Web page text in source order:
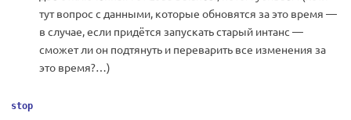
тут вопрос с данными, которые обновятся за это время —
в случае, если придётся запускать старый интанс —
сможет ли он подтянуть и переварить все изменения за
это время?…)
stop